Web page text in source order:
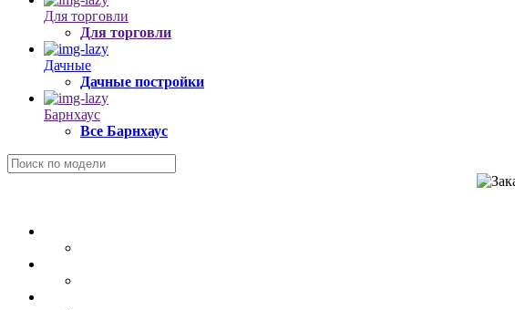
Для торговли
Для торговли
Дачные
Дачные постройки
Барнхаус
Все Барнхаус